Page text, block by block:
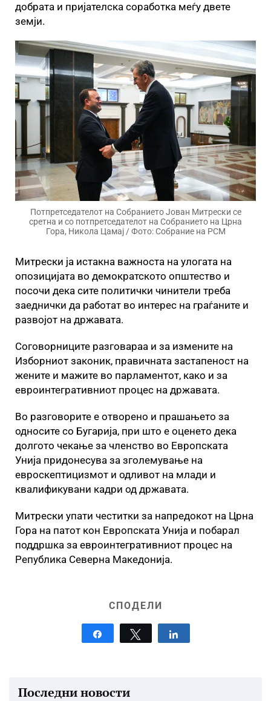
добрата и пријателска соработка меѓу двете
земји.
Потпретседателот на Собранието Јован Митрески се
сретна и со потпретседателот на Собранието на Црна
Гора, Никола Цамај / Фото: Собрание на РСМ
Митрески ја истакна важноста на улогата на
опозицијата во демократското општество и
посочи дека сите политички чинители треба
заеднички да работат во интерес на граѓаните и
развојот на државата.
Соговорниците разговараа и за измените на
Изборниот законик, правичната застапеност на
жените и мажите во парламентот, како и за
евроинтегративниот процес на државата.
Во разговорите е отворено и прашањето за
односите со Бугарија, при што е оценето дека
долгото чекање за членство во Европската
Унија придонесува за зголемување на
евроскептицизмот и одливот на млади и
квалификувани кадри од државата.
Митрески упати честитки за напредокот на Црна
Гора на патот кон Европската Унија и побарал
поддршка за евроинтегративниот процес на
Република Северна Македонија.
СПОДЕЛИ
Tweet
Последни новости